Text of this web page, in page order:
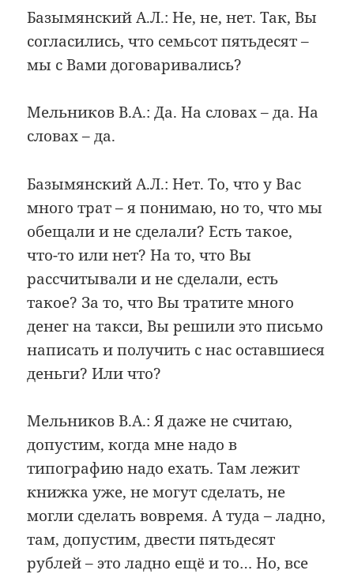
Базымянский А.Л.: Не, не, нет. Так, Вы
согласились, что семьсот пятьдесят –
мы с Вами договаривались?
Мельников В.А.: Да. На словах – да. На
словах – да.
Базымянский А.Л.: Нет. То, что у Вас
много трат – я понимаю, но то, что мы
обещали и не сделали? Есть такое,
что-то или нет? На то, что Вы
рассчитывали и не сделали, есть
такое? За то, что Вы тратите много
денег на такси, Вы решили это письмо
написать и получить с нас оставшиеся
деньги? Или что?
Мельников В.А.: Я даже не считаю,
допустим, когда мне надо в
типографию надо ехать. Там лежит
книжка уже, не могут сделать, не
могли сделать вовремя. А туда – ладно,
там, допустим, двести пятьдесят
рублей – это ладно ещё и то… Но, все